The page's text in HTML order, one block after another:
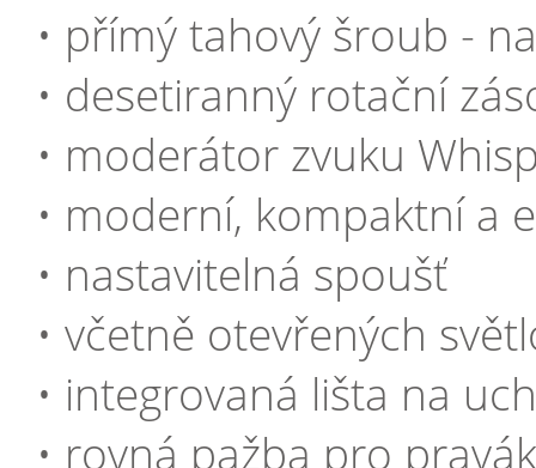
• přímý tahový šroub -
• desetiranný rotační
• moderátor zvuku
• moderní, kompaktní a
• nastavitelná spoušť
• včetně otevřených
• integrovaná lišta na
• rovná pažba pro